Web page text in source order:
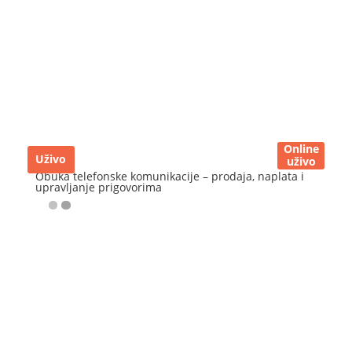
Uživo
Online
uživo
Obuka telefonske komunikacije – prodaja, naplata i
upravljanje prigovorima